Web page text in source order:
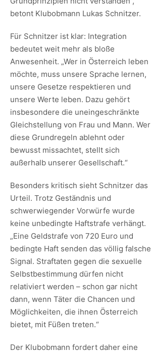
betont Klubobmann Lukas Schnitzer.
Für Schnitzer ist klar: Integration
bedeutet weit mehr als bloße
Anwesenheit. „Wer in Österreich leben
möchte, muss unsere Sprache lernen,
unsere Gesetze respektieren und
unsere Werte leben. Dazu gehört
insbesondere die uneingeschränkte
Gleichstellung von Frau und Mann. Wer
diese Grundregeln ablehnt oder
bewusst missachtet, stellt sich
außerhalb unserer Gesellschaft.“
Besonders kritisch sieht Schnitzer das
Urteil. Trotz Geständnis und
schwerwiegender Vorwürfe wurde
keine unbedingte Haftstrafe verhängt.
„Eine Geldstrafe von 720 Euro und
bedingte Haft senden das völlig falsche
Signal. Straftaten gegen die sexuelle
Selbstbestimmung dürfen nicht
relativiert werden – schon gar nicht
dann, wenn Täter die Chancen und
Möglichkeiten, die ihnen Österreich
bietet, mit Füßen treten.“
Der Klubobmann fordert daher eine